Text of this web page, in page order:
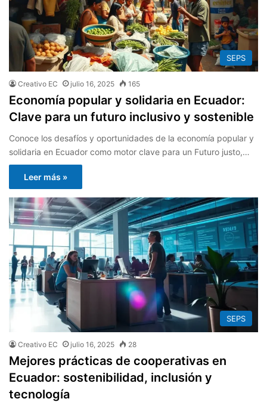
SEPS
Creativo EC julio 16, 2025 165
Economía popular y solidaria en Ecuador:
Clave para un futuro inclusivo y sostenible
Conoce los desafíos y oportunidades de la economía popular y
solidaria en Ecuador como motor clave para un Futuro justo,…
Leer más »
SEPS
Creativo EC julio 16, 2025 28
Mejores prácticas de cooperativas en
Ecuador: sostenibilidad, inclusión y
tecnología